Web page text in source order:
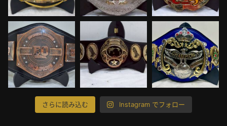
さらに読み込む Instagram でフォロー